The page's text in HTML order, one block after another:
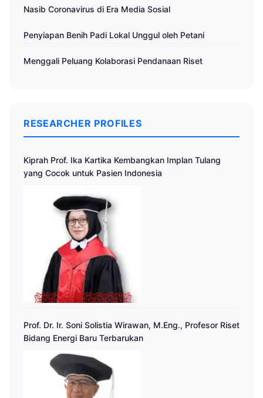
Nasib Coronavirus di Era Media Sosial
Penyiapan Benih Padi Lokal Unggul oleh Petani
Menggali Peluang Kolaborasi Pendanaan Riset
RESEARCHER PROFILES
Kiprah Prof. Ika Kartika Kembangkan Implan Tulang
yang Cocok untuk Pasien Indonesia
Prof. Dr. Ir. Soni Solistia Wirawan, M.Eng., Profesor Riset
Bidang Energi Baru Terbarukan